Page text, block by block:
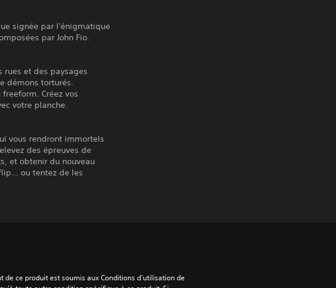
signée par l'énigmatique
par John Fio.
rues et des paysages
démons torturés.
Créez vos
votre planche.
vous rendront immortels
des épreuves de
et obtenir du nouveau
ou tentez de les
de ce produit est soumis aux Conditions d'utilisation de